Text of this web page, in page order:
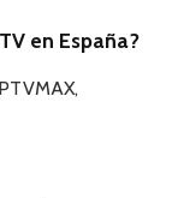
en España?